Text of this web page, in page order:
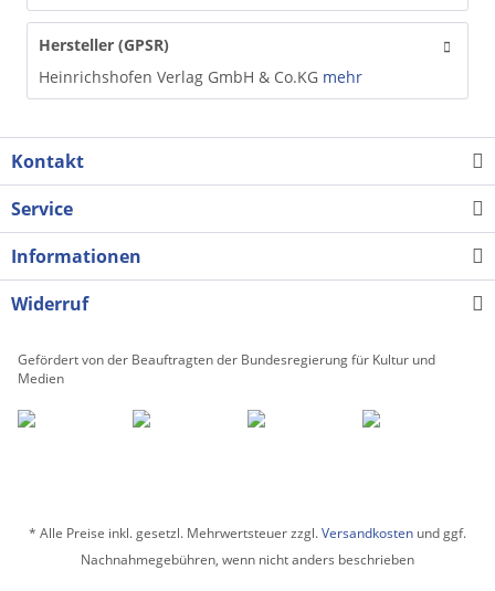
Hersteller (GPSR)
Heinrichshofen Verlag GmbH & Co.KG mehr
Kontakt
Service
Informationen
Widerruf
Gefördert von der Beauftragten der Bundesregierung für Kultur und
Medien
* Alle Preise inkl. gesetzl. Mehrwertsteuer zzgl.Versandkosten und ggf.
Nachnahmegebühren, wenn nicht anders beschrieben